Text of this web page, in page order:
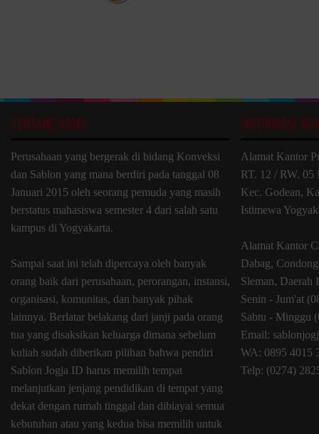
TENTANG KAMI
Perusahaan yang bergerak di bidang Konveksi
dan Sablon yang mana berdiri pada tanggal 08
Januari 2015 oleh seorang pemuda yang masih
berstatus mahasiswa semester 4 dari salah satu
kampus di Yogyakarta.
Sampai saat ini telah dipercaya oleh banyak
orang baik dari perusahaan, perorangan, instansi,
organisasi, komunitas, dan banyak pihak
lainnya. Berlatar belakang dari janji pada orang
tua yang disaksikan keluarga dimana sebelum
kuliah sudah diberikan pilihan bahwa pendiri
Sablon Jogja ID harus memilih tempat
melanjutkan jenjang pendidikan di tempat yang
dekat dengan rumah tinggal dan dibiayai semua
kebutuhan atau yang kedua bisa memilih untuk
INFORMASI
Alamat Kantor
RT. 12 / RW. 05
Kec. Godean,
Istimewa
Alamat Kantor
Dabag,
Sleman, Daerah
Senin - Jum'at
Sabtu - Minggu
Email:
WA: 0895 4015
Telp: (0274)